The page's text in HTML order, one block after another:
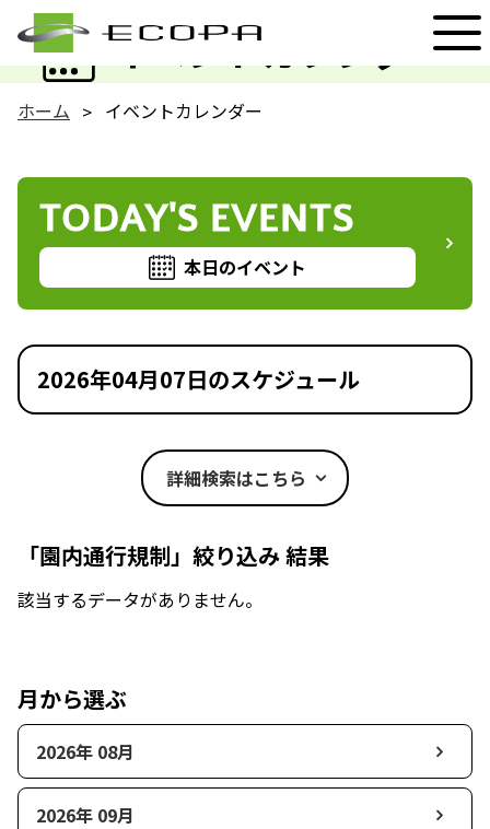
イベントカレンダー
EVENT
ホーム イベントカレンダー
TODAY'S EVENTS
本日のイベント
2026年04月07日のスケジュール
詳細検索はこちら
「園内通行規制」絞り込み 結果
該当するデータがありません。
月から選ぶ
2026年 08月
2026年 09月